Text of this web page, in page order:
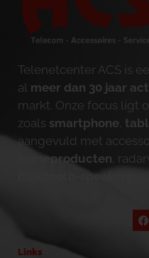
Telenetcenter ACS is
al meer dan 30 jaar
markt. Onze focus ligt
zoals smartphone
aangevuld met
homeproducten ,
bluetooth-speakers
Links